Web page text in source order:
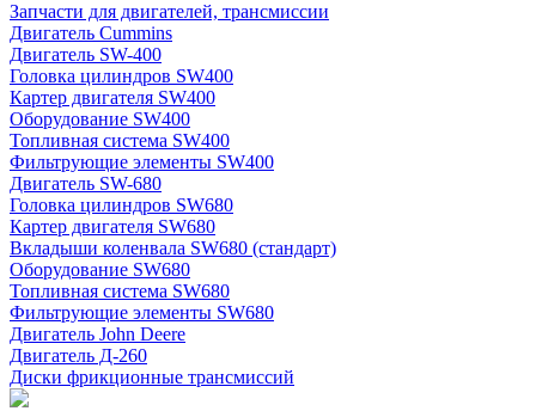
Запчасти для двигателей, трансмиссии
Двигатель Cummins
Двигатель SW-400
Головка цилиндров SW400
Картер двигателя SW400
Оборудование SW400
Топливная система SW400
Фильтрующие элементы SW400
Двигатель SW-680
Головка цилиндров SW680
Картер двигателя SW680
Вкладыши коленвала SW680 (стандарт)
Оборудование SW680
Топливная система SW680
Фильтрующие элементы SW680
Двигатель John Deere
Двигатель Д-260
Диски фрикционные трансмиссий